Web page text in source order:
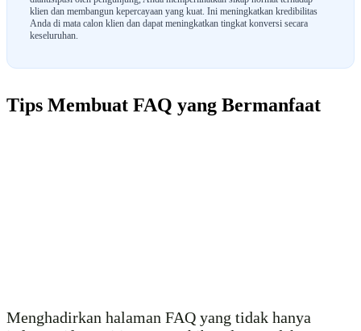
klien dan membangun kepercayaan yang kuat. Ini meningkatkan kredibilitas
Anda di mata calon klien dan dapat meningkatkan tingkat konversi secara
keseluruhan.
Tips Membuat FAQ yang Bermanfaat
Menghadirkan halaman FAQ yang tidak hanya